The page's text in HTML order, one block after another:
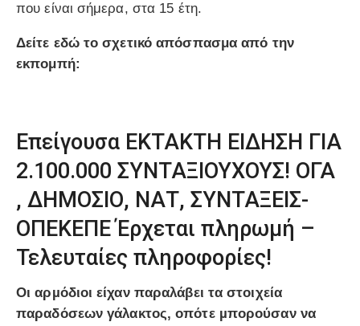
που είναι σήμερα, στα 15 έτη.
Δείτε εδώ το σχετικό απόσπασμα από την
εκπομπή:
Επείγουσα ΕΚΤΑΚΤΗ ΕΙΔΗΣΗ ΓΙΑ
2.100.000 ΣΥΝΤΑΞΙΟΥΧΟΥΣ! ΟΓΑ
, ΔΗΜΟΣΙΟ, ΝΑΤ, ΣΥΝΤΑΞΕΙΣ-
ΟΠΕΚΕΠΕ Έρχεται πληρωμή –
Τελευταίες πληροφορίες!
Οι αρµόδιοι είχαν παραλάβει τα στοιχεία
παραδόσεων γάλακτος, οπότε µπορούσαν να